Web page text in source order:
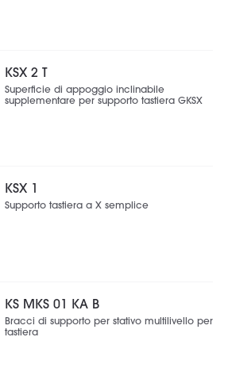
KSX 2 T
Superficie di appoggio inclinabile
supplementare per supporto tastiera GKSX
KSX 1
Supporto tastiera a X semplice
KS MKS 01 KA B
Bracci di supporto per stativo multilivello per
tastiera